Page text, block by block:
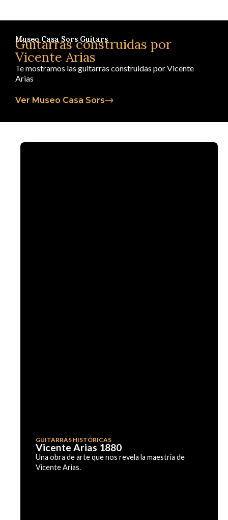
Museo Casa Sors Guitars
Guitarras construidas por
Vicente Arias
Te mostramos las guitarras construidas por Vicente
Arias
Ver Museo Casa Sors
GUITARRAS HISTÓRICAS
Vicente Arias 1880
Una obra de arte que nos revela la maestria de
Vicente Arias.